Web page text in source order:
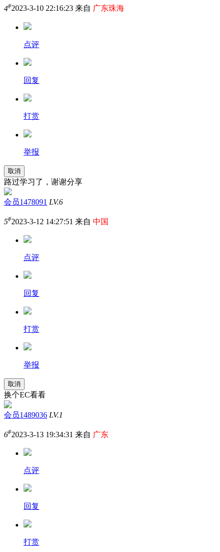
4#2023-3-10 22:16:23 来自 广东珠海
点评
回复
打赏
举报
取消
路过学习了，谢谢分享
会员1478091 LV.6
5#2023-3-12 14:27:51 来自 中国
点评
回复
打赏
举报
取消
换个EC看看
会员1489036 LV.1
6#2023-3-13 19:34:31 来自 广东
点评
回复
打赏